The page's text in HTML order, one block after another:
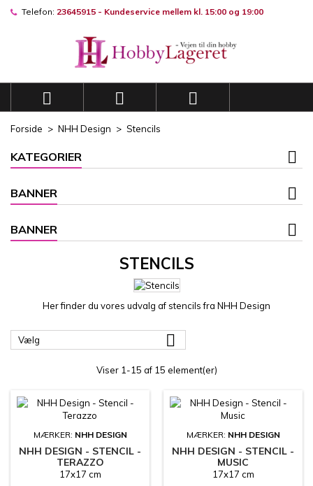
Telefon: 23645915 - Kundeservice mellem kl. 15:00 og 19:00
  
Forside NHH Design Stencils
KATEGORIER
BANNER
BANNER
STENCILS
Her finder du vores udvalg af stencils fra NHH Design
Vælg 
Viser 1-15 af 15 element(er)
MÆRKER: NHH DESIGN
NHH DESIGN - STENCIL -
TERAZZO
17x17 cm
MÆRKER: NHH DESIGN
NHH DESIGN - STENCIL -
MUSIC
17x17 cm
Opret en ny liste
((confirmMessage))
((cancelText)) ((modalDeleteText))
Du skal være logget på for at gemme produkter på din